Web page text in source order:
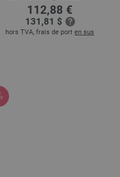
112,88 €
131,81 $
hors TVA, frais de port en sus